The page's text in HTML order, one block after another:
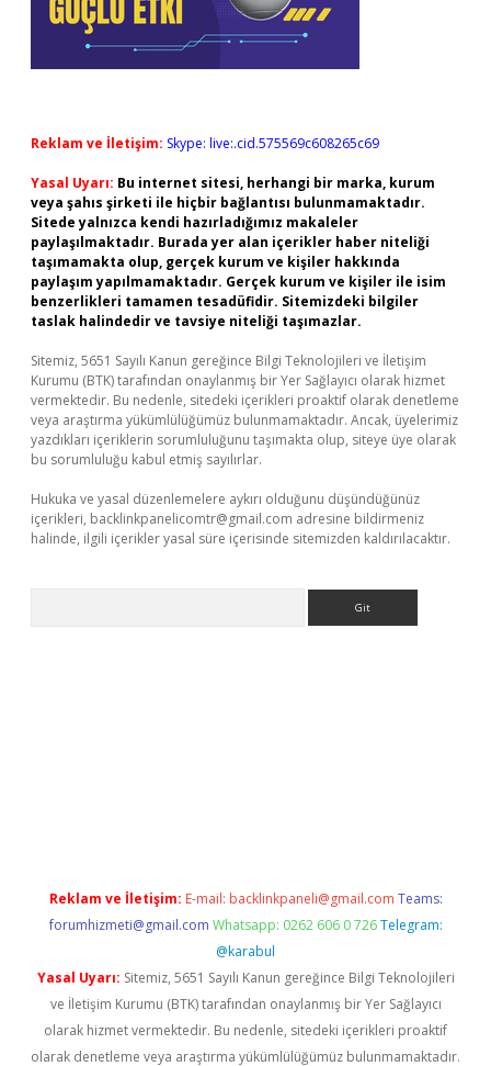
Reklam ve İletişim: Skype: live:.cid.575569c608265c69
Yasal Uyarı: Bu internet sitesi, herhangi bir marka, kurum
veya şahıs şirketi ile hiçbir bağlantısı bulunmamaktadır.
Sitede yalnızca kendi hazırladığımız makaleler
paylaşılmaktadır. Burada yer alan içerikler haber niteliği
taşımamakta olup, gerçek kurum ve kişiler hakkında
paylaşım yapılmamaktadır. Gerçek kurum ve kişiler ile isim
benzerlikleri tamamen tesadüfidir. Sitemizdeki bilgiler
taslak halindedir ve tavsiye niteliği taşımazlar.
Sitemiz, 5651 Sayılı Kanun gereğince Bilgi Teknolojileri ve İletişim
Kurumu (BTK) tarafından onaylanmış bir Yer Sağlayıcı olarak hizmet
vermektedir. Bu nedenle, sitedeki içerikleri proaktif olarak denetleme
veya araştırma yükümlülüğümüz bulunmamaktadır. Ancak, üyelerimiz
yazdıkları içeriklerin sorumluluğunu taşımakta olup, siteye üye olarak
bu sorumluluğu kabul etmiş sayılırlar.
Hukuka ve yasal düzenlemelere aykırı olduğunu düşündüğünüz
içerikleri, backlinkpanelicomtr@gmail.com adresine bildirmeniz
halinde, ilgili içerikler yasal süre içerisinde sitemizden kaldırılacaktır.
Reklam ve İletişim: E-mail: backlinkpaneli@gmail.com Teams:
forumhizmeti@gmail.com Whatsapp: 0262 606 0 726 Telegram:
@karabul
Yasal Uyarı: Sitemiz, 5651 Sayılı Kanun gereğince Bilgi Teknolojileri
ve İletişim Kurumu (BTK) tarafından onaylanmış bir Yer Sağlayıcı
olarak hizmet vermektedir. Bu nedenle, sitedeki içerikleri proaktif
olarak denetleme veya araştırma yükümlülüğümüz bulunmamaktadır.